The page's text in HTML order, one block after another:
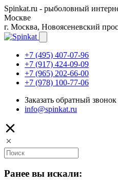
Spinkat.ru - рыболовный
Москве
г. Москва, Новоясеневский
+7 (495) 407-07-96
+7 (917) 424-09-09
+7 (965) 202-66-00
+7 (978) 100-77-06
Заказать обратный звонок
info@spinkat.ru
Ранее вы искали: